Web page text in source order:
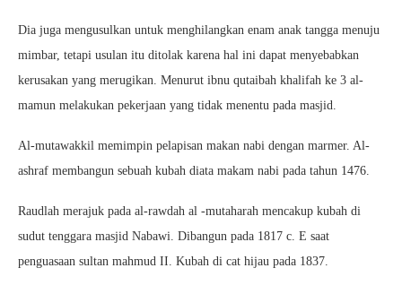
Dia juga mengusulkan untuk menghilangkan enam anak tangga menuju
mimbar, tetapi usulan itu ditolak karena hal ini dapat menyebabkan
kerusakan yang merugikan. Menurut ibnu qutaibah khalifah ke 3 al-
mamun melakukan pekerjaan yang tidak menentu pada masjid.
Al-mutawakkil memimpin pelapisan makan nabi dengan marmer. Al-
ashraf membangun sebuah kubah diata makam nabi pada tahun 1476.
Raudlah merajuk pada al-rawdah al -mutaharah mencakup kubah di
sudut tenggara masjid Nabawi. Dibangun pada 1817 c. E saat
penguasaan sultan mahmud II. Kubah di cat hijau pada 1837.